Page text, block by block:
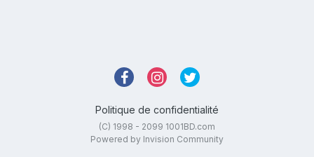
Politique de confidentialité
(C) 1998 - 2099 1001BD.com
Powered by Invision Community